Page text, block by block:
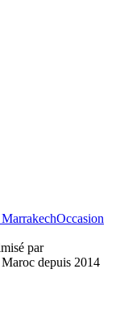
MarrakechOccasion
par
Maroc depuis 2014